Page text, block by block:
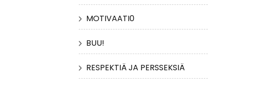
MOTIVAATI0
BUU!
RESPEKTIÄ JA PERSSEKSIÄ